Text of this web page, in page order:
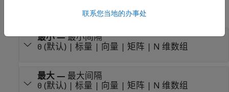
最小—最小间隔
0 (默认) | 标量 | 向量 | 矩阵 | N 维数组
最大— 最大间隔
0 (默认) | 标量 | 向量 | 矩阵 | N 维数组
联系您当地的办事处